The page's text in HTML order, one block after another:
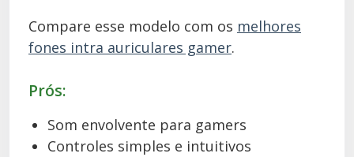
Compare esse modelo com os melhores
fones intra auriculares gamer.
Prós:
Som envolvente para gamers
Controles simples e intuitivos